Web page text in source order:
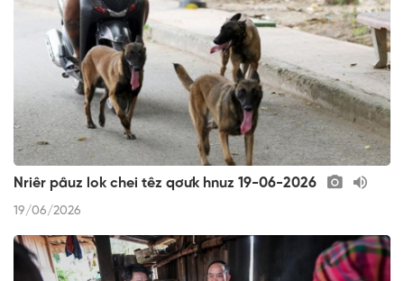
Nriêr pâuz lok chei têz qơưk hnuz 19-06-2026
19/06/2026